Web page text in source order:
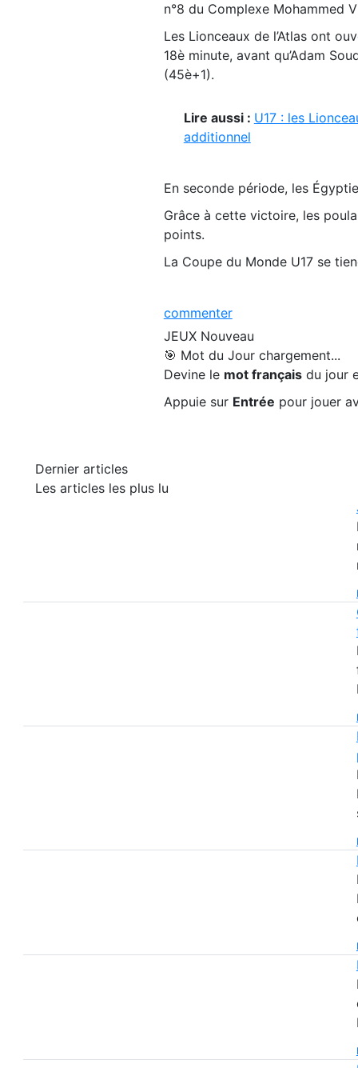
n°8 du Complexe Mohammed
Les Lionceaux de l’Atlas ont
18è minute, avant qu’Adam
(45è+1).
Lire aussi : U17 : les
additionnel
En seconde période, les
Grâce à cette victoire, les
points.
La Coupe du Monde U17 se
commenter
JEUX Nouveau
🎯 Mot du Jour chargement...
Devine le mot françaisdu jour
Appuie sur Entrée pour jouer
Dernier articles
Les articles les plus lu